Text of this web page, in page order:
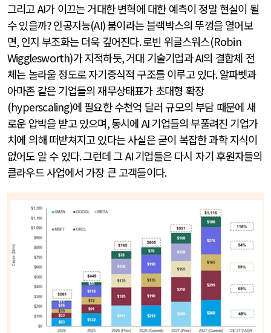
그리고AI가 이끄는 거대한 변혁에 대한 예측이 정말 현실이 될
수 있을까?인공지능(AI)붐이라는 블랙박스의 뚜껑을 열어보
면, 인지 부조화는 더욱 깊어진다.로빈 위글스워스(Robin
Wigglesworth)가 지적하듯,거대 기술기업과AI의 결합체 전
체는 놀라울 정도로 자기증식적 구조를 이루고 있다.알파벳과
아마존 같은 기업들의 재무상태표가 초대형 확장
(hyperscaling)에 필요한 수천억 달러 규모의 부담 때문에 새
로운 압박을 받고 있으며,동시에 AI기업들의 부풀려진 기업가
치에 의해 떠받쳐지고 있다는 사실은 굳이 복잡한 과학 지식이
없어도 알 수 있다.그런데 그AI기업들은 다시 자기 후원자들의
클라우드 사업에서 가장 큰 고객들이다.